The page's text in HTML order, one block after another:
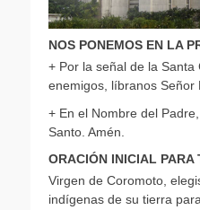
NOS PONEMOS EN LA
+ Por la señal de la Santa
enemigos, líbranos Señor
+ En el Nombre del
Santo. Amén.
ORACIÓN INICIAL PARA
Virgen de Coromoto,
indígenas de su tierra